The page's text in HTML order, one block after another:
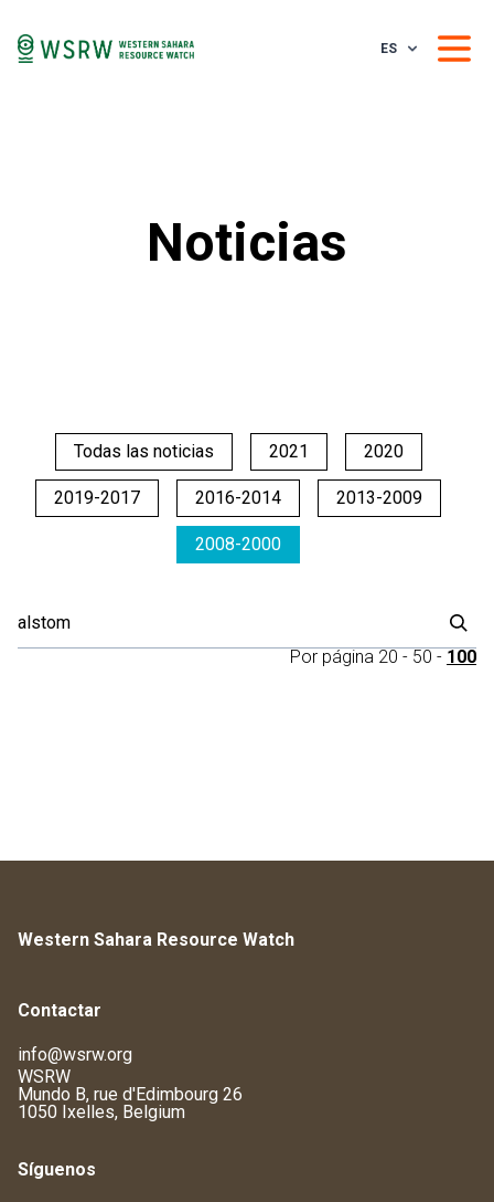
ES
Noticias
Todas las noticias 2021 2020
2019-2017 2016-2014 2013-2009
2008-2000
Por página 20 - 50 - 100
Western Sahara Resource Watch
Contactar
info@wsrw.org
WSRW
Mundo B, rue d'Edimbourg 26
1050 Ixelles, Belgium
Síguenos